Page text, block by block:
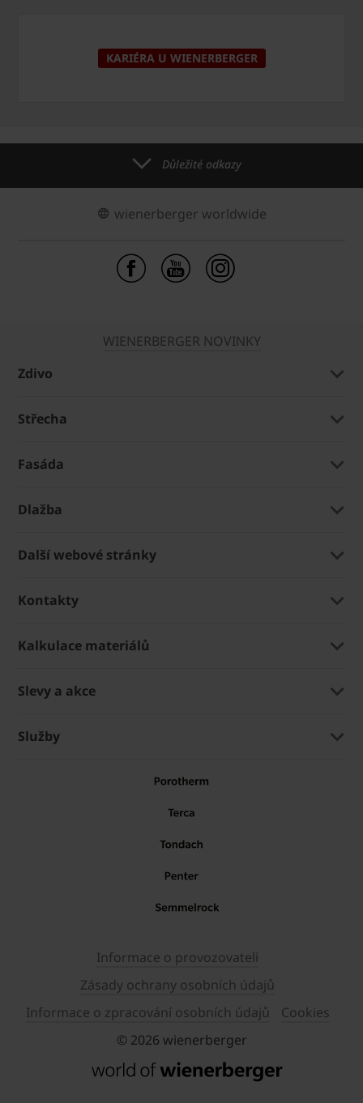
KARIÉRA U WIENERBERGER
Důležité odkazy
wienerberger worldwide
WIENERBERGER NOVINKY
Zdivo
Střecha
Fasáda
Dlažba
Další webové stránky
Kontakty
Kalkulace materiálů
Slevy a akce
Služby
Informace o provozovateli
Zásady ochrany osobních údajů
Informace o zpracování osobních údajů
Cookies
© 2026 wienerberger